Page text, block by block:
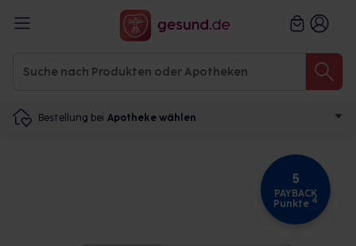
Bestellung bei Apotheke wählen
5
PAYBACK
Punkte 4